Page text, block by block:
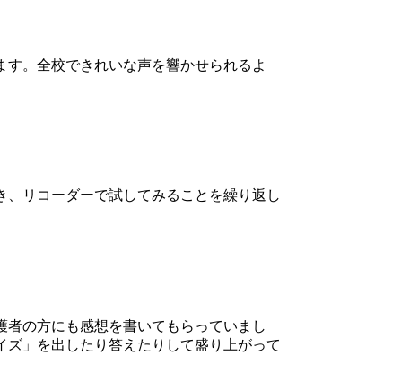
。全校できれいな声を響かせられるよ
リコーダーで試してみることを繰り返し
の方にも感想を書いてもらっていまし
」を出したり答えたりして盛り上がって